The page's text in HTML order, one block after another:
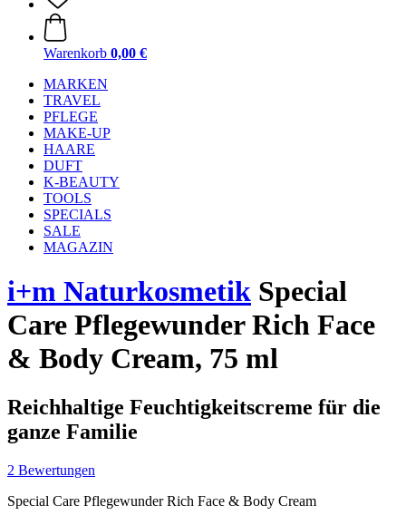
Warenkorb 0,00 €
MARKEN
TRAVEL
PFLEGE
MAKE-UP
HAARE
DUFT
K-BEAUTY
TOOLS
SPECIALS
SALE
MAGAZIN
i+m Naturkosmetik Special
Care Pflegewunder Rich Face
& Body Cream, 75 ml
Reichhaltige Feuchtigkeitscreme für die
ganze Familie
2 Bewertungen
Special Care Pflegewunder Rich Face & Body Cream